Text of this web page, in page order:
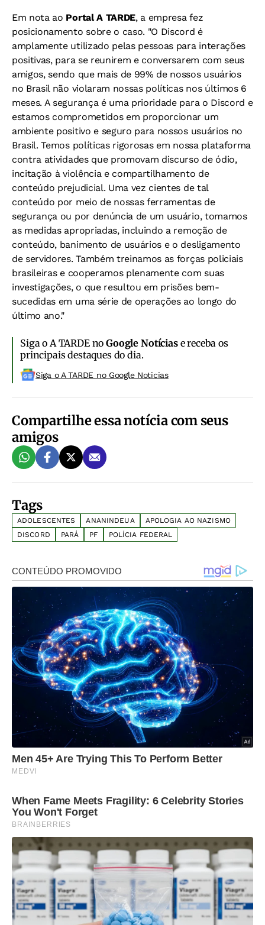
Em nota ao Portal A TARDE, a empresa fez
posicionamento sobre o caso. "O Discord é
amplamente utilizado pelas pessoas para interações
positivas, para se reunirem e conversarem com seus
amigos, sendo que mais de 99% de nossos usuários
no Brasil não violaram nossas políticas nos últimos 6
meses. A segurança é uma prioridade para o Discord e
estamos comprometidos em proporcionar um
ambiente positivo e seguro para nossos usuários no
Brasil. Temos políticas rigorosas em nossa plataforma
contra atividades que promovam discurso de ódio,
incitação à violência e compartilhamento de
conteúdo prejudicial. Uma vez cientes de tal
conteúdo por meio de nossas ferramentas de
segurança ou por denúncia de um usuário, tomamos
as medidas apropriadas, incluindo a remoção de
conteúdo, banimento de usuários e o desligamento
de servidores. Também treinamos as forças policiais
brasileiras e cooperamos plenamente com suas
investigações, o que resultou em prisões bem-
sucedidas em uma série de operações ao longo do
último ano."
Siga o A TARDE noGoogle Notíciase receba os
principais destaques do dia.
Siga o A TARDE no Google Noticias
Compartilhe essa notícia com seus
amigos
Tags
ADOLESCENTES ANANINDEUA
APOLOGIA AO NAZISMO
DISCORD
PARÁ PF POLÍCIA FEDERAL